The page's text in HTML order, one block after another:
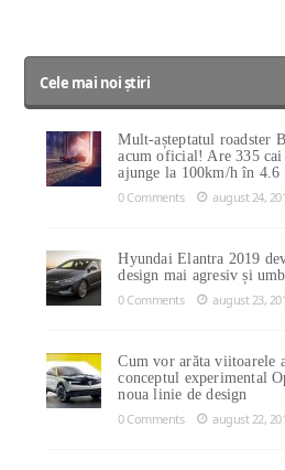
Cele mai noi știri
Mult-așteptatul roadster
acum oficial! Are 335 cai
ajunge la 100km/h în 4.6
0 Comments
august 24,
Hyundai Elantra 2019
design mai agresiv și
0 Comments
august 23,
Cum vor arăta viitoarele
conceptul experimental
noua linie de design
0 Comments
august 22,